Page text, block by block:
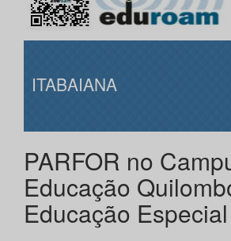
ITABAIANA
PARFOR no
Educação
Educação